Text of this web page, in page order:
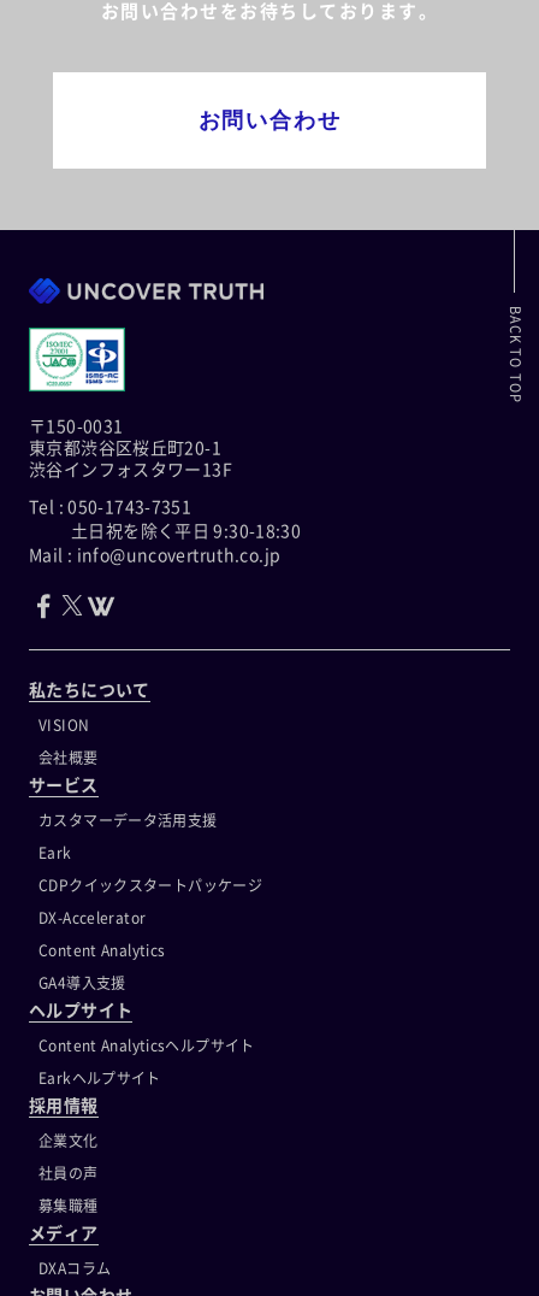
お問い合わせをお待ちしております。
お問い合わせ
〒150-0031
東京都渋谷区桜丘町20-1
渋谷インフォスタワー13F
Tel : 050-1743-7351
土日祝を除く平日 9:30-18:30
Mail : info@uncovertruth.co.jp
私たちについて
VISION
会社概要
サービス
カスタマーデータ活用支援
Eark
CDPクイックスタートパッケージ
DX-Accelerator
Content Analytics
GA4導入支援
ヘルプサイト
Content Analyticsヘルプサイト
Earkヘルプサイト
採用情報
企業文化
社員の声
募集職種
メディア
DXAコラム
BACK TO TOP